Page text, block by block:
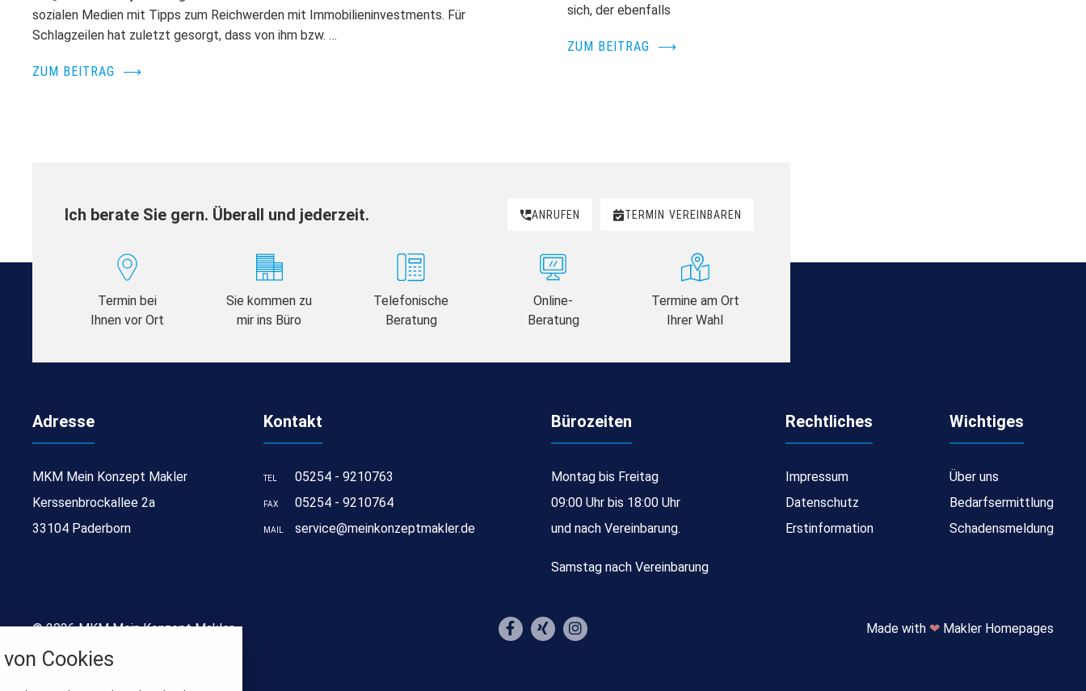
sozialen Medien mit Tipps zum Reichwerden mit Immobilieninvestments. Für
Schlagzeilen hat zuletzt gesorgt, dass von ihm bzw. …
ZUM BEITRAG ⟶
sich, der ebenfalls
ZUM BEITRAG ⟶
Ich berate Sie gern. Überall und jederzeit. ANRUFEN TERMIN VEREINBAREN
Termin bei
Ihnen vor Ort
Sie kommen zu
mir ins Büro
Telefonische
Beratung
Online-
Beratung
Termine am Ort
Ihrer Wahl
Adresse
MKM Mein Konzept Makler
Kerssenbrockallee 2a
33104 Paderborn
Kontakt
TEL 05254 - 9210763
FAX 05254 - 9210764
MAIL service@meinkonzeptmakler.de
Bürozeiten
Montag bis Freitag
09:00 Uhr bis 18:00 Uhr
und nach Vereinbarung.
Samstag nach Vereinbarung
Rechtliches
Impressum
Datenschutz
Erstinformation
Wichtiges
Über uns
Bedarfsermittlung
Schadensmeldung
© 2026 MKM Mein Konzept Makler Made with ❤Makler Homepages
Cookies
akzeptieren oder zu blockieren.